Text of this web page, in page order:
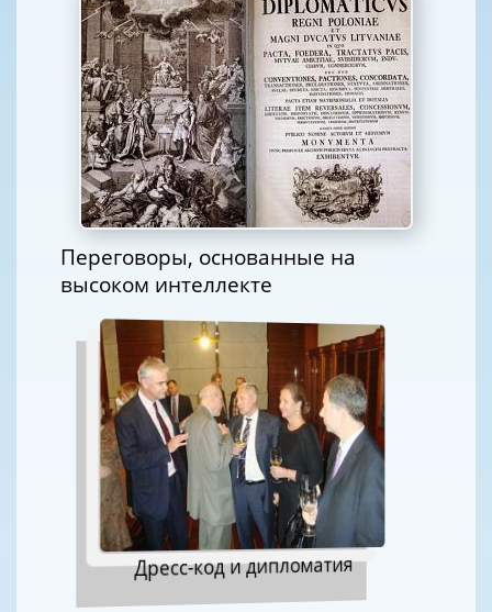
Переговоры, основанные на
высоком интеллекте
Дресс-код и дипломатия